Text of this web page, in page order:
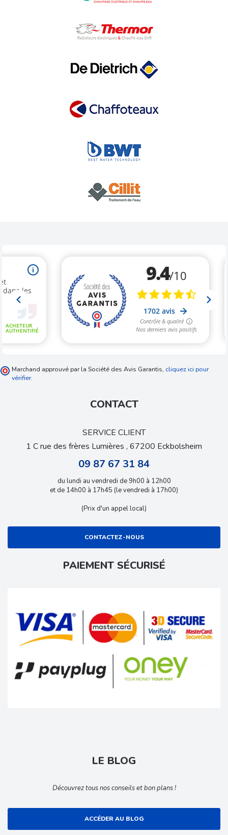
Marchand approuvé par la Société des Avis Garantis, cliquez ici pour
vérifier.
CONTACT
SERVICE CLIENT
1 C rue des frères Lumières , 67200 Eckbolsheim
09 87 67 31 84
du lundi au vendredi de 9h00 à 12h00
et de 14h00 à 17h45 (le vendredi à 17h00)
(Prix d'un appel local)
CONTACTEZ-NOUS
PAIEMENT SÉCURISÉ
LE BLOG
Découvrez tous nos conseils et bon plans !
ACCÉDER AU BLOG